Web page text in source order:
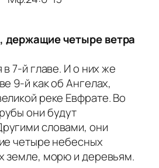
держащие четыре ветра
7-й главе. И о них же
9-й как об Ангелах,
реке Евфрате. Во
они будут
словами, они
четыре небесных
земле, морю и деревьям.